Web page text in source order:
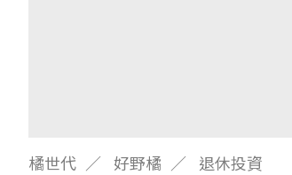
橘世代 好野橘 退休投資